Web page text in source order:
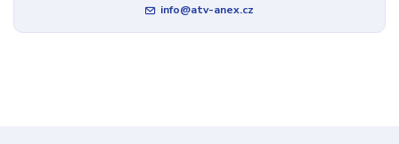
info@atv-anex.cz